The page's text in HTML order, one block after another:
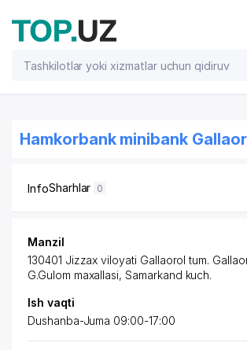
Hamkorbank minibank
InfoSharhlar 0
Manzil
130401 Jizzax viloyati Gallaorol tum.
G.Gulom maxallasi, Samarkand kuch.
Ish vaqti
Dushanba-Juma 09:00-17:00